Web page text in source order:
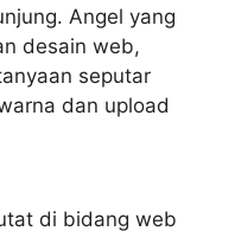
Angel yang
desain web,
seputar
dan upload
di bidang web